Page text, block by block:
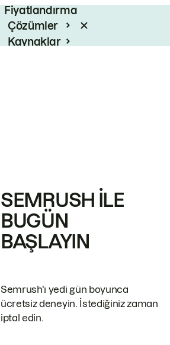
Fiyatlandırma
Çözümler
Kaynaklar
SEMRUSH ILE
BUGÜN
BAŞLAYIN
Semrush'ı yedi gün boyunca
ücretsiz deneyin. İstediğiniz zaman
iptal edin.